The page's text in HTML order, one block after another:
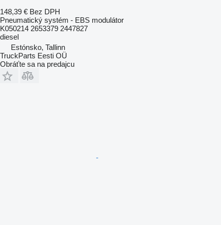
148,39 € Bez DPH
Pneumatický systém - EBS modulátor
K050214 2653379 2447827
diesel
Estónsko, Tallinn
TruckParts Eesti OÜ
Obráťte sa na predajcu